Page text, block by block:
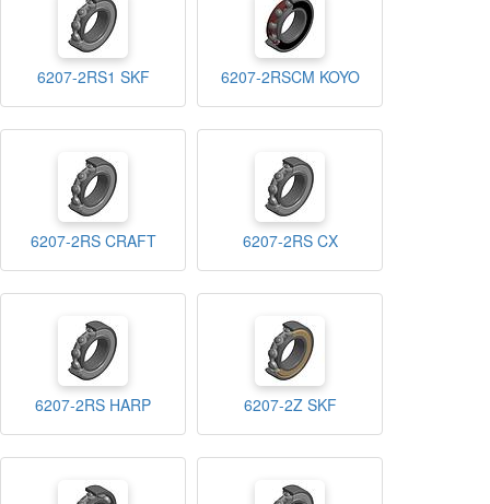
6207-2RS1 SKF 6207-2RSCM KOYO
6207-2RS CRAFT 6207-2RS CX
6207-2RS HARP 6207-2Z SKF